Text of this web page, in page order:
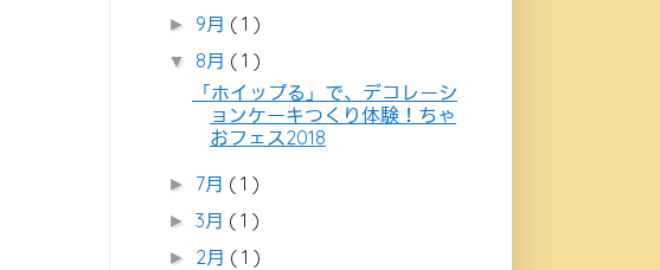
► 9月 ( 1 )
▼ 8月 ( 1 )
「ホイップる」で、デコレーシ
ョンケーキつくり体験！ちゃ
おフェス2018
► 7月 ( 1 )
►3月 ( 1 )
► 2月 ( 1 )